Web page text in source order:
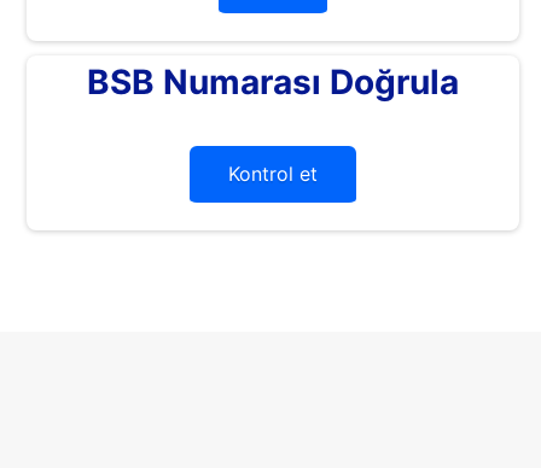
BSB Numarası Doğrula
Kontrol et